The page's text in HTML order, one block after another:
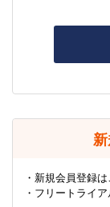
・新規会員登録
・フリートライ